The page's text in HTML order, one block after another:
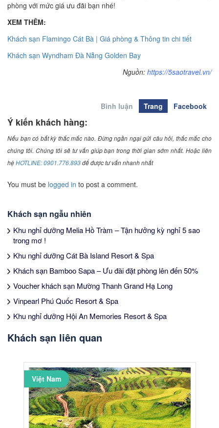
phòng với mức giá ưu đãi bạn nhé!
XEM THÊM:
Khách sạn Flamingo Cát Bà | Giá phòng & Thông tin chi tiết
Khách sạn Wyndham Đà Nẵng Golden Bay
Nguồn: https://5saotravel.vn/
Bình luận Trang Facebook
Ý kiến khách hàng:
Nếu bạn có bất kỳ thắc mắc nào. Đừng ngần ngại gửi câu hỏi, thắc mắc cho
chúng tôi. Chúng tôi sẽ tư vấn giúp bạn trong thời gian sớm nhất. Hoặc liên
hệHOTLINE: 0901.776.893để được tư vấn nhanh nhất
You must be logged in to post a comment.
Khách sạn ngẫu nhiên
Khu nghỉ dưỡng Melia Hồ Tràm – Tận hưởng kỳ nghỉ 5 sao
trong mơ !
Khu nghỉ dưỡng Cát Bà Island Resort & Spa
Khách sạn Bamboo Sapa – Ưu đãi đặt phòng lên đến 50%
Voucher khách sạn Mường Thanh Grand Hạ Long
Vinpearl Phú Quốc Resort & Spa
Khu nghỉ dưỡng Hội An Memories Resort & Spa
Khách sạn liên quan
Việt Nam